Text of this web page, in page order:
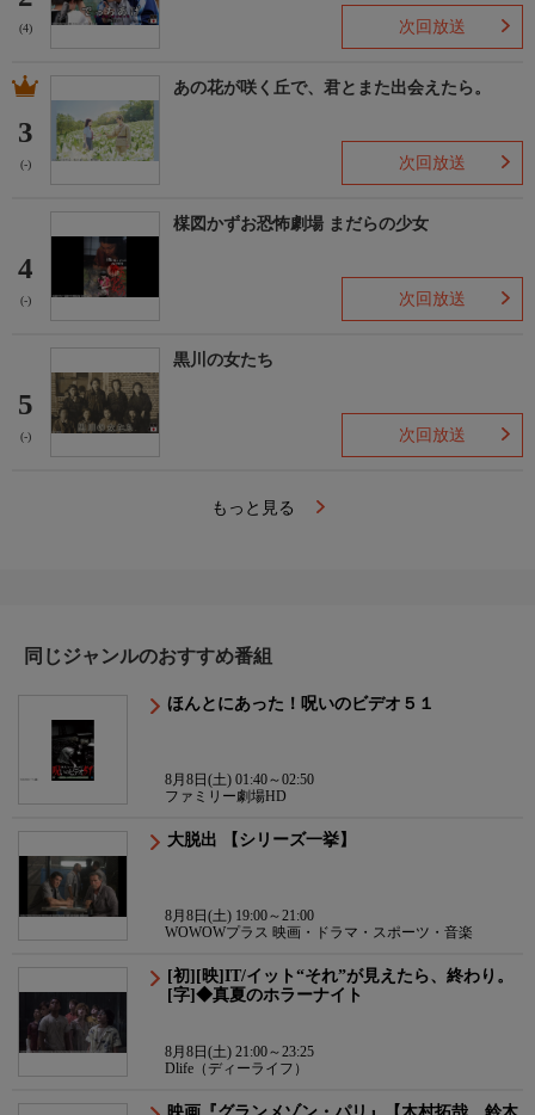
(4) 次回放送
3
(-)
あの花が咲く丘で、君とまた出会えたら。
次回放送
4
(-)
楳図かずお恐怖劇場 まだらの少女
次回放送
5
(-)
黒川の女たち
次回放送
もっと見る
同じジャンルのおすすめ番組
ほんとにあった！呪いのビデオ５１
8月8日(土) 01:40～02:50
ファミリー劇場HD
大脱出 【シリーズ一挙】
8月8日(土) 19:00～21:00
WOWOWプラス 映画・ドラマ・スポーツ・音楽
[初][映]IT/イット“それ”が見えたら、終わり。
[字]◆真夏のホラーナイト
8月8日(土) 21:00～23:25
Dlife（ディーライフ）